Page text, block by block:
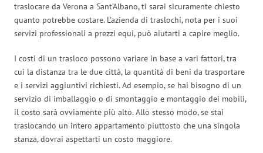
traslocare da Verona a Sant’Albano, ti sarai sicuramente chiesto
quanto potrebbe costare. L’azienda di traslochi, nota per i suoi
servizi professionali a prezzi equi, può aiutarti a capire meglio.
I costi di un trasloco possono variare in base a vari fattori, tra
cui la distanza tra le due città, la quantità di beni da trasportare
e i servizi aggiuntivi richiesti. Ad esempio, se hai bisogno di un
servizio di imballaggio o di smontaggio e montaggio dei mobili,
il costo sarà ovviamente più alto. Allo stesso modo, se stai
traslocando un intero appartamento piuttosto che una singola
stanza, dovrai aspettarti un costo maggiore.